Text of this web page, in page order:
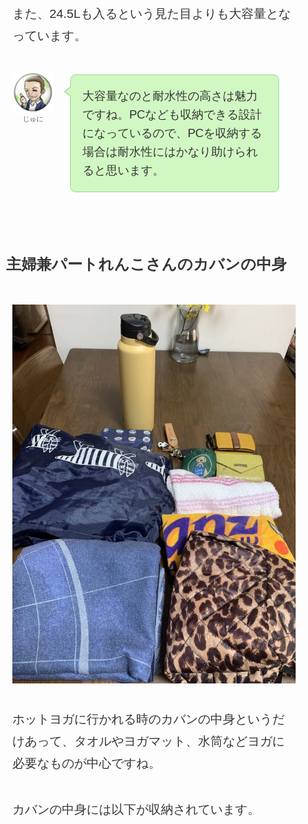
また、24.5Lも入るという見た目よりも大容量とな
っています。
じゅに
大容量なのと耐水性の高さは魅力
ですね。PCなども収納できる設計
になっているので、PCを収納する
場合は耐水性にはかなり助けられ
ると思います。
主婦兼パートれんこさんのカバンの中身
ホットヨガに行かれる時のカバンの中身というだ
けあって、タオルやヨガマット、水筒などヨガに
必要なものが中心ですね。
カバンの中身には以下が収納されています。